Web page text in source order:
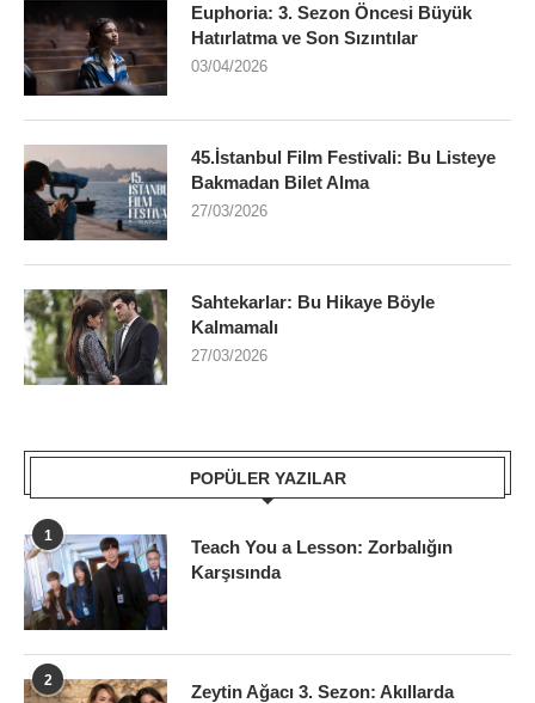
Euphoria: 3. Sezon Öncesi Büyük
Hatırlatma ve Son Sızıntılar
03/04/2026
45.İstanbul Film Festivali: Bu Listeye
Bakmadan Bilet Alma
27/03/2026
Sahtekarlar: Bu Hikaye Böyle
Kalmamalı
27/03/2026
POPÜLER YAZILAR
1
Teach You a Lesson: Zorbalığın
Karşısında
2
Zeytin Ağacı 3. Sezon: Akıllarda